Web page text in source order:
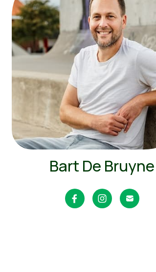
Bart De Bruyne